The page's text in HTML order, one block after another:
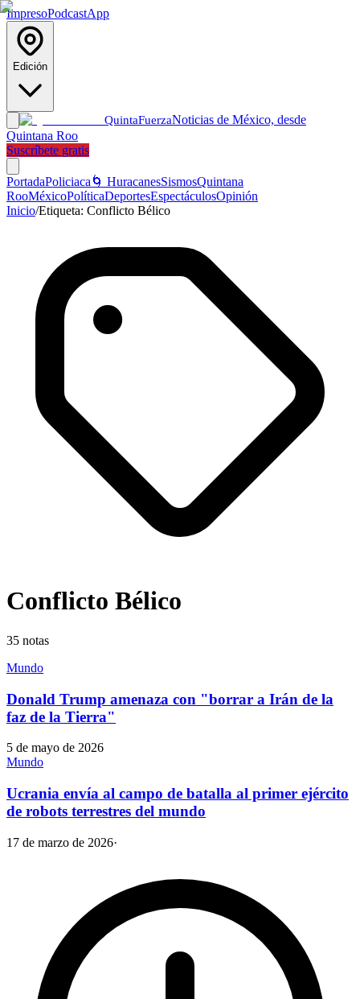
ImpresoPodcastApp
Edición
QuintaFuerzaNoticias de México, desde
Quintana Roo
Suscríbete gratis
PortadaPoliciaca 🌀 HuracanesSismosQuintana
RooMéxicoPolíticaDeportesEspectáculosOpinión
Inicio/Etiqueta: Conflicto Bélico
Conflicto Bélico
35 notas
Mundo
Donald Trump amenaza con "borrar a Irán de la
faz de la Tierra"
5 de mayo de 2026
Mundo
Ucrania envía al campo de batalla al primer ejército
de robots terrestres del mundo
17 de marzo de 2026·